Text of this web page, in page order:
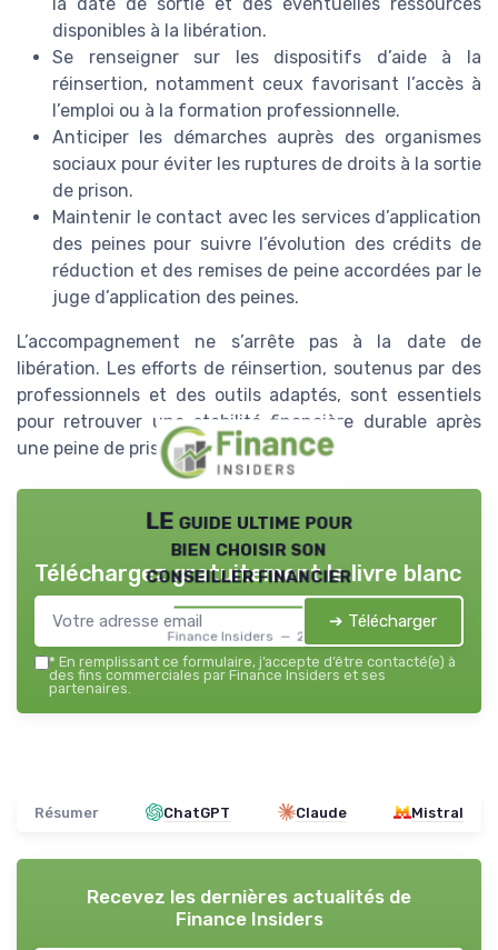
disponibles à la libération.
Se renseigner sur les dispositifs d’aide à la
réinsertion, notamment ceux favorisant l’accès à
l’emploi ou à la formation professionnelle.
Anticiper les démarches auprès des organismes
sociaux pour éviter les ruptures de droits à la sortie
de prison.
Maintenir le contact avec les services d’application
des peines pour suivre l’évolution des crédits de
réduction et des remises de peine accordées par le
juge d’application des peines.
L’accompagnement ne s’arrête pas à la date de
libération. Les efforts de réinsertion, soutenus par des
professionnels et des outils adaptés, sont essentiels
pour retrouver une stabilité financière durable après
une peine de prison.
LE guide ultime pour
bien choisir son
conseiller financier
Finance Insiders — 2026
Téléchargez gratuitement le livre blanc
➔ Télécharger
* En remplissant ce formulaire, j’accepte d’être contacté(e) à
des fins commerciales par Finance Insiders et ses
partenaires.
Résumer ChatGPT Claude Mistral
Recevez les dernières actualités de
Finance Insiders